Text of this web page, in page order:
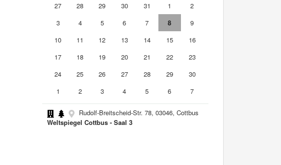
27
28 29 30 31 1
2
3
4 5 6 7 8
9
10
11 12 13 14 15
16
17
18 19 20 21 22
23
24
25 26 27 28 29
30
1
2 3 4 5 6 7
Rudolf-Breitscheid-Str. 78, 03046, Cottbus
Weltspiegel Cottbus - Saal 3